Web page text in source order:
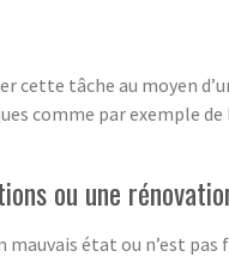
tâche au moyen
comme par exemple de
ou une
état ou n’est